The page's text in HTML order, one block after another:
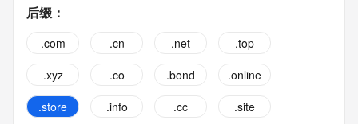
后缀 ：
.com .cn .net
.top
.xyz
.co .bond
.online
.store
.info .cc
.site